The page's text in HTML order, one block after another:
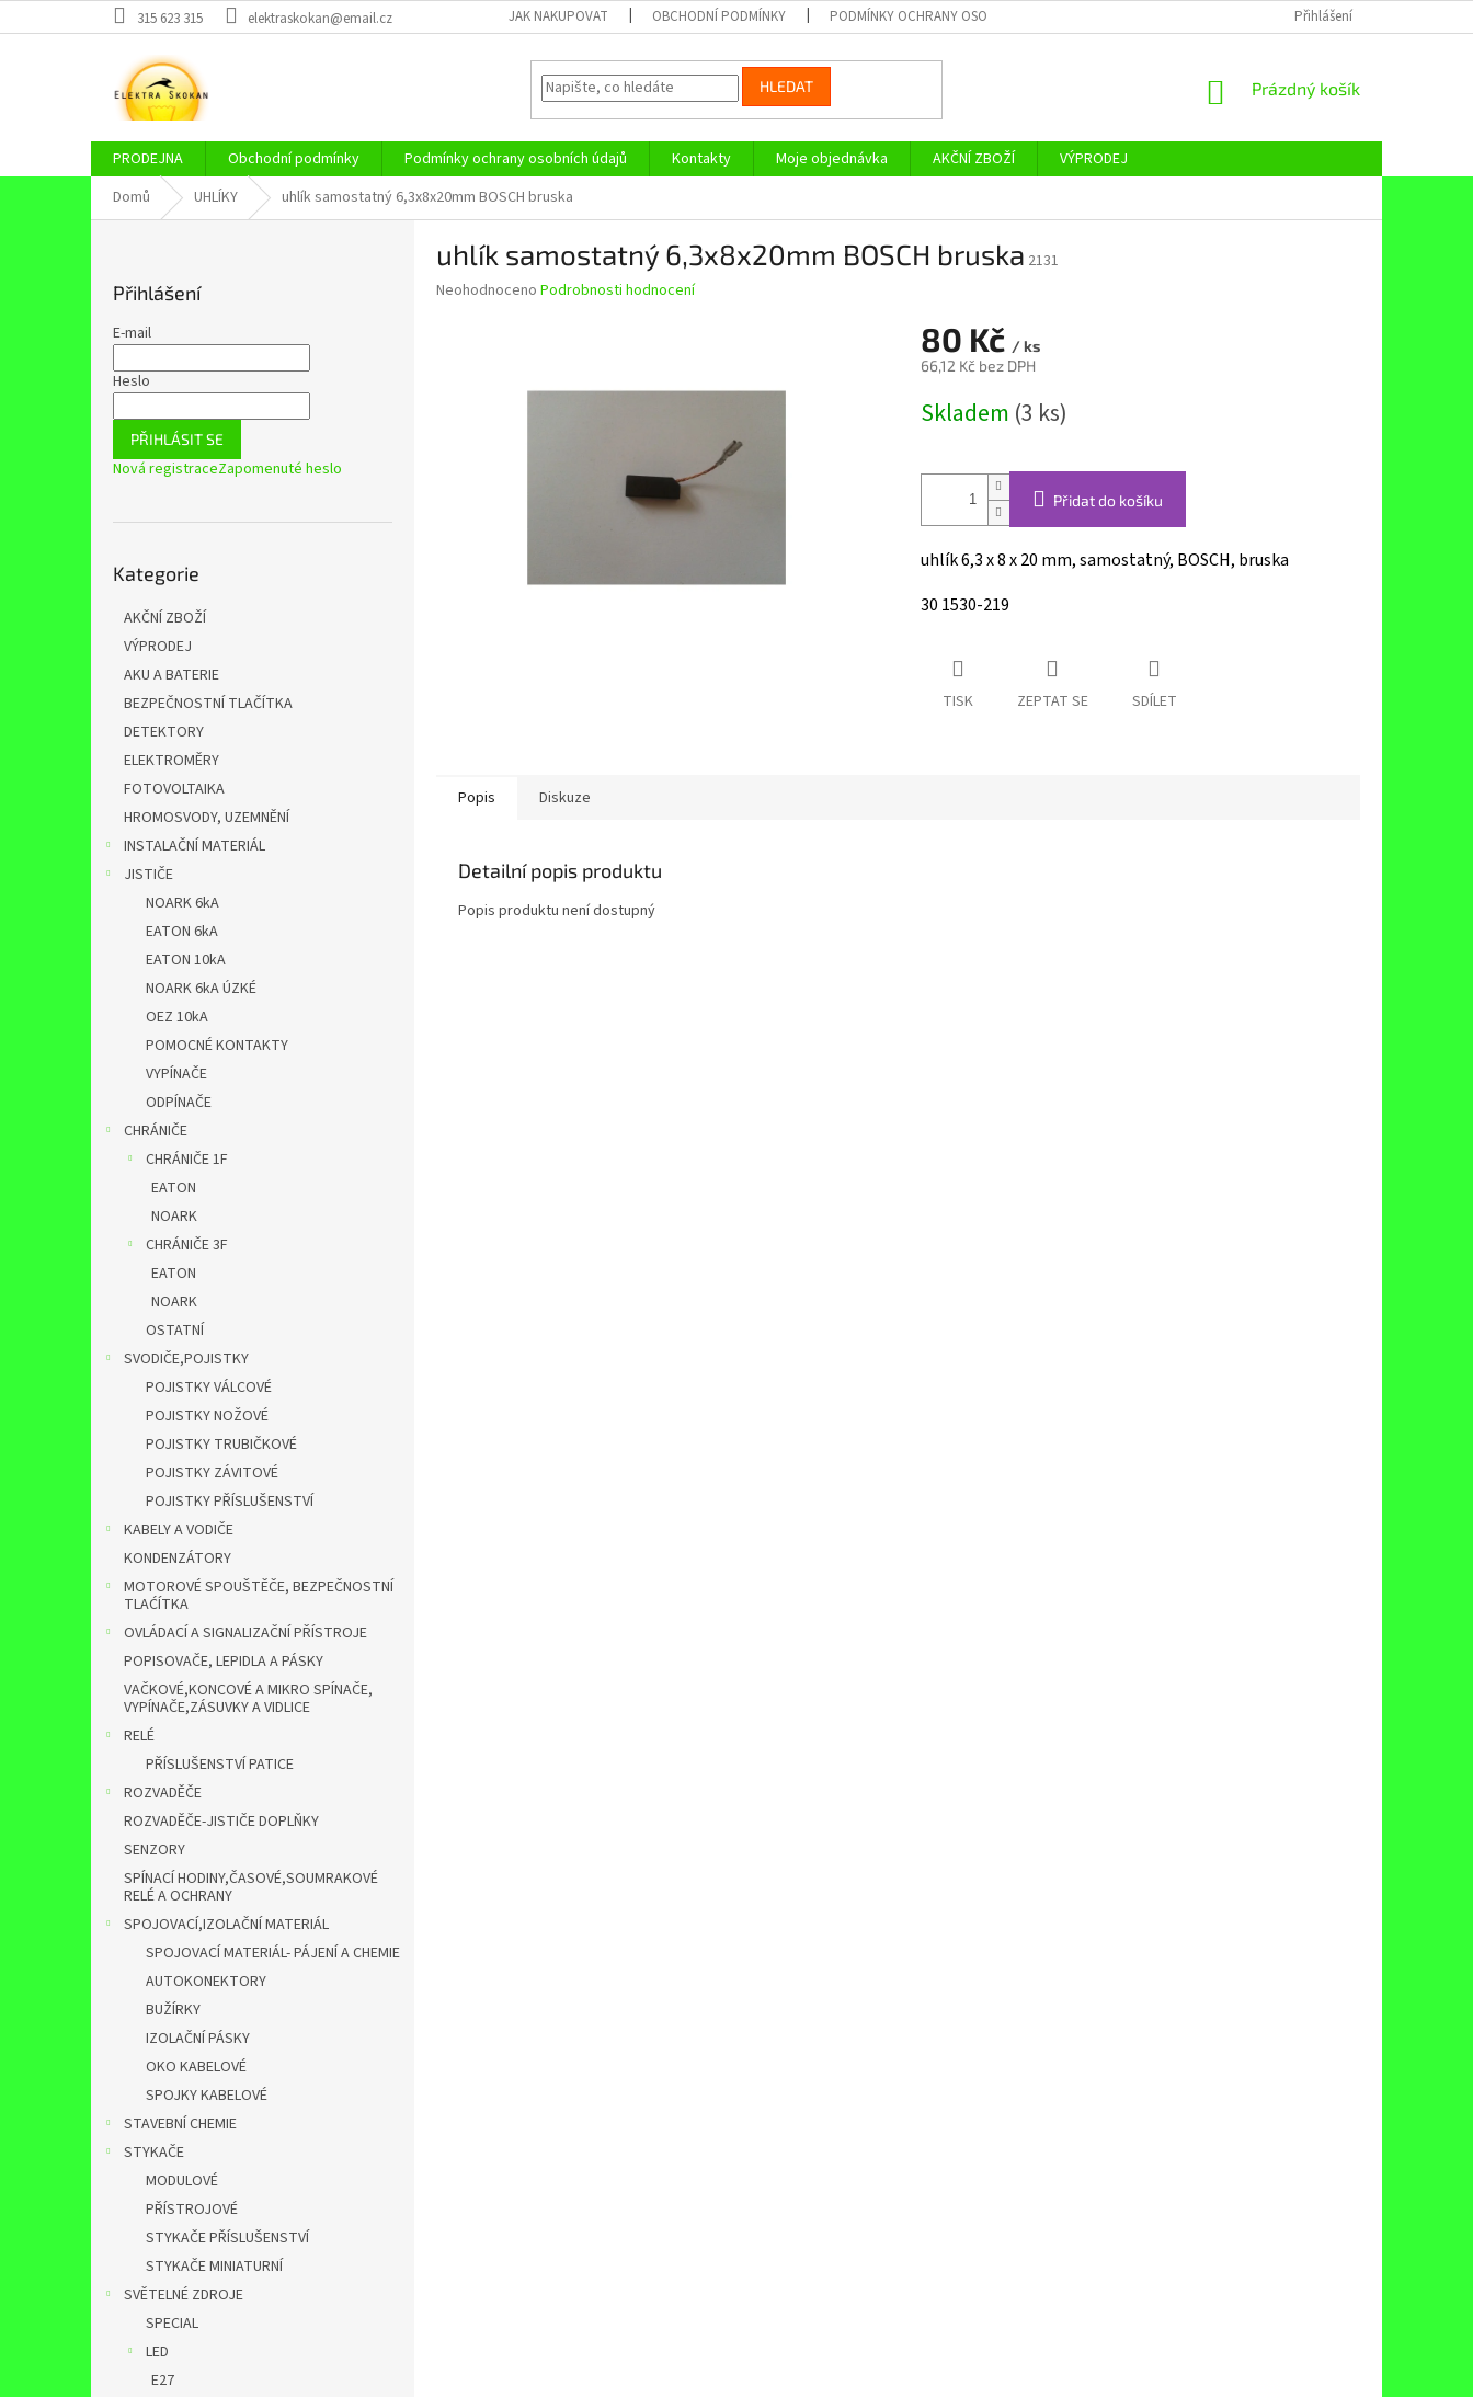
na
315 623 315 elektraskokan@email.cz JAK NAKUPOVAT OBCHODNÍ PODMÍNKY PODMÍNKY OCHRANY OSOBNÍCH ÚDAJŮ Přihlášení
HLEDAT
NÁKUPNÍ
Prázdný košík
PRODEJNA Obchodní podmínky Podmínky ochrany osobních údajů Kontakty Moje objednávka AKČNÍ ZBOŽÍ
VÝPRODEJ
Domů
UHLÍKY uhlík samostatný 6,3x8x20mm BOSCH bruska
Přihlášení
E-mail
Heslo
PŘIHLÁSIT SE
Nová registraceZapomenuté heslo
kategorie
Kategorie
AKČNÍ ZBOŽÍ
VÝPRODEJ
AKU A BATERIE
BEZPEČNOSTNÍ TLAČÍTKA
DETEKTORY
ELEKTROMĚRY
FOTOVOLTAIKA
HROMOSVODY, UZEMNĚNÍ
INSTALAČNÍ MATERIÁL
JISTIČE
NOARK 6kA
EATON 6kA
EATON 10kA
NOARK 6kA ÚZKÉ
OEZ 10kA
POMOCNÉ KONTAKTY
VYPÍNAČE
ODPÍNAČE
CHRÁNIČE
CHRÁNIČE 1F
EATON
NOARK
CHRÁNIČE 3F
EATON
NOARK
OSTATNÍ
SVODIČE,POJISTKY
POJISTKY VÁLCOVÉ
POJISTKY NOŽOVÉ
POJISTKY TRUBIČKOVÉ
POJISTKY ZÁVITOVÉ
POJISTKY PŘÍSLUŠENSTVÍ
KABELY A VODIČE
KONDENZÁTORY
MOTOROVÉ SPOUŠTĚČE, BEZPEČNOSTNÍ
TLAĆÍTKA
OVLÁDACÍ A SIGNALIZAČNÍ PŘÍSTROJE
POPISOVAČE, LEPIDLA A PÁSKY
VAČKOVÉ,KONCOVÉ A MIKRO SPÍNAČE,
VYPÍNAČE,ZÁSUVKY A VIDLICE
RELÉ
PŘÍSLUŠENSTVÍ PATICE
ROZVADĚČE
ROZVADĚČE-JISTIČE DOPLŇKY
SENZORY
SPÍNACÍ HODINY,ČASOVÉ,SOUMRAKOVÉ
RELÉ A OCHRANY
SPOJOVACÍ,IZOLAČNÍ MATERIÁL
SPOJOVACÍ MATERIÁL- PÁJENÍ A CHEMIE
AUTOKONEKTORY
BUŽÍRKY
IZOLAČNÍ PÁSKY
OKO KABELOVÉ
SPOJKY KABELOVÉ
STAVEBNÍ CHEMIE
STYKAČE
MODULOVÉ
PŘÍSTROJOVÉ
STYKAČE PŘÍSLUŠENSTVÍ
STYKAČE MINIATURNÍ
SVĚTELNÉ ZDROJE
SPECIAL
LED
E27
uhlík samostatný 6,3x8x20mm BOSCH bruska 2131
Průměrné
Neohodnoceno Podrobnosti hodnocení
80 Kč / ks
66,12 Kč bez DPH
cena:
Skladem (3 ks)
Přidat do košíku
uhlík 6,3 x 8 x 20 mm, samostatný, BOSCH, bruska
30 1530-219
TISK ZEPTAT SE SDÍLET
Popis Diskuze
Detailní popis produktu
Popis produktu není dostupný